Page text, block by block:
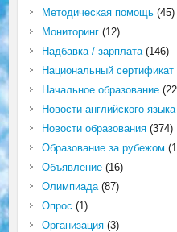
Методическая помощь(45)
Мониторинг(12)
Надбавка / зарплата(146)
Национальный сертификат
Начальное образование
Новости английского языка
Новости образования(374)
Образование за рубежом
Объявление(16)
Олимпиада(87)
Опрос (1)
Организация(3)